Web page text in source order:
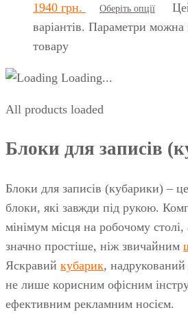
1940 грн.
Оберіть опції
варіантів. Параметри можна
товару
Loading...
All products loaded
Блоки для записів
Блоки для записів (кубарики) –
блоки, які завжди під рукою.
мінімум місця на робочому
значно простіше, ніж звичайним
Яскравий кубарик,
не лише корисним офісним
ефективним рекламним носієм.